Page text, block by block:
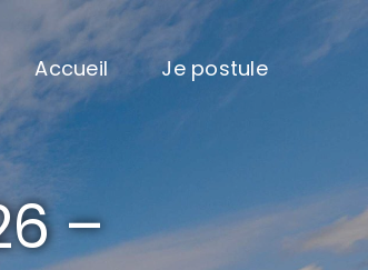
Accueil Je postule
–